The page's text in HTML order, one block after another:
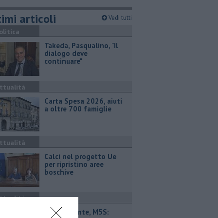
articoli Vedi tutti
Takeda, Pasqualino, "Il
dialogo deve
continuare"
Carta Spesa 2026, aiuti
a oltre 700 famiglie
Calci nel progetto Ue
per ripristino aree
boschive
Retiambiente, M5S: